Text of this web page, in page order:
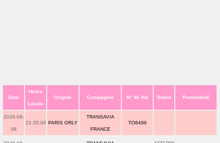
Date
Heure
Locale
Origine Compagnie N° de Vol Statut Ponctualité
2026-08-
08
22:35:00 PARIS ORLY
TRANSAVIA
FRANCE
TO8496